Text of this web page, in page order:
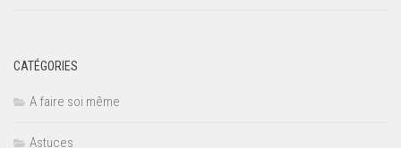
CATÉGORIES
A faire soi même
Astuces